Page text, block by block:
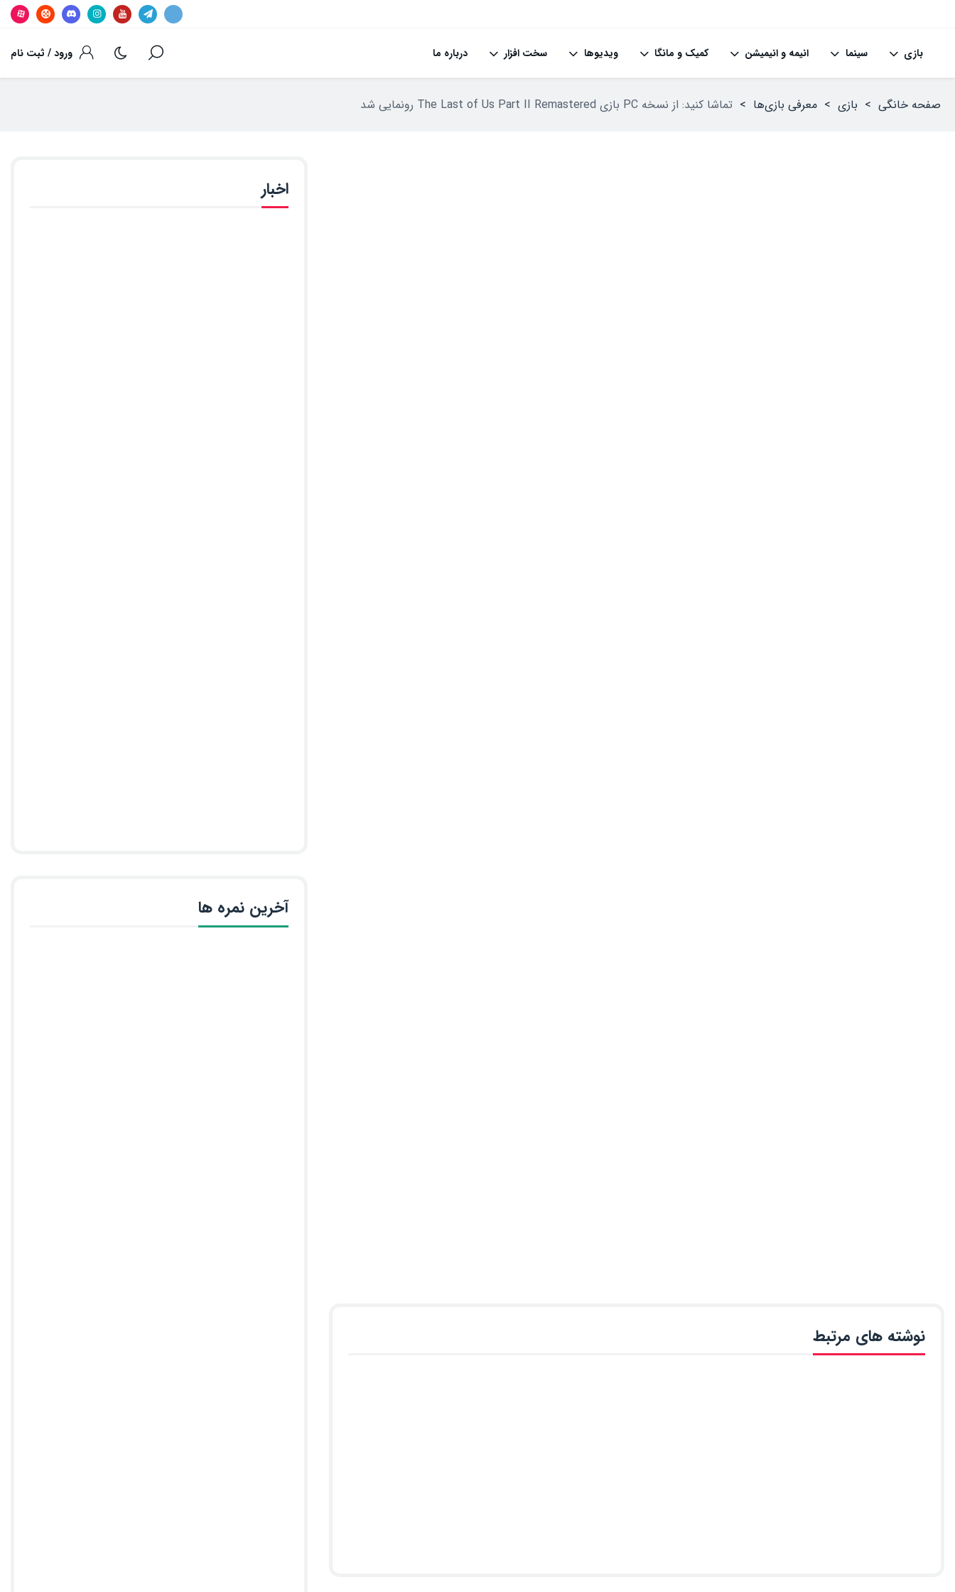
ورود / ثبت نام بازی سینما انیمه و انیمیشن کمیک و مانگا ویدیوها سخت افزار درباره ما
صفحه خانگی > بازی > معرفی بازی‌ها > تماشا کنید: از نسخه PC بازی The Last of Us Part II Remastered رونمایی شد
نوشته های مرتبط
اخبار
آخرین نمره ها